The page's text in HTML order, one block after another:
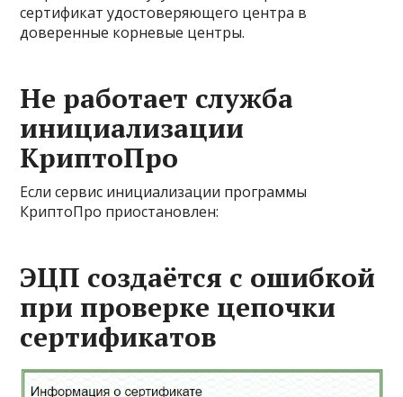
сертификат удостоверяющего центра в
доверенные корневые центры.
Не работает служба
инициализации
КриптоПро
Если сервис инициализации программы
КриптоПро приостановлен:
ЭЦП создаётся с ошибкой
при проверке цепочки
сертификатов